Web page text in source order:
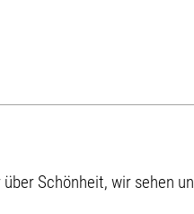
Schönheit, wir sehen